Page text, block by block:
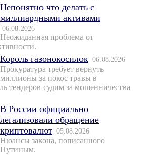
Непонятно что делать с
миллиардными активами
06.08.2026
Неожиданная проблема от
Король газонокосилок 06.08.2026
Прокуратура требует вернуть
миллионы за покос травы в
тендеров судим за мошенничества
В России официально
легализовали обращение
криптовалют 05.08.2026
Нюансы закона, пописанного
Путиным.